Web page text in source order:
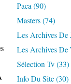
Paca (90)
Masters(74)
Les Archives De
Les Archives De
Sélection Tv(33)
Info Du Site(30)